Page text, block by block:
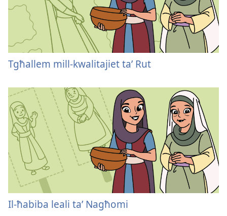
Tgħallem mill-kwalitajiet taʼ Rut
Il-ħabiba leali taʼ Nagħomi